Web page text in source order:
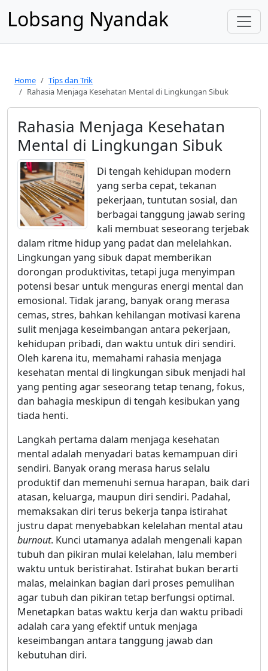
Lobsang Nyandak
Home
Tips dan Trik
Rahasia Menjaga Kesehatan Mental di Lingkungan Sibuk
Rahasia Menjaga Kesehatan
Mental di Lingkungan Sibuk
Di tengah kehidupan modern
yang serba cepat, tekanan
pekerjaan, tuntutan sosial, dan
berbagai tanggung jawab sering
kali membuat seseorang terjebak
dalam ritme hidup yang padat dan melelahkan.
Lingkungan yang sibuk dapat memberikan
dorongan produktivitas, tetapi juga menyimpan
potensi besar untuk menguras energi mental dan
emosional. Tidak jarang, banyak orang merasa
cemas, stres, bahkan kehilangan motivasi karena
sulit menjaga keseimbangan antara pekerjaan,
kehidupan pribadi, dan waktu untuk diri sendiri.
Oleh karena itu, memahami rahasia menjaga
kesehatan mental di lingkungan sibuk menjadi hal
yang penting agar seseorang tetap tenang, fokus,
dan bahagia meskipun di tengah kesibukan yang
tiada henti.
Langkah pertama dalam menjaga kesehatan
mental adalah menyadari batas kemampuan diri
sendiri. Banyak orang merasa harus selalu
produktif dan memenuhi semua harapan, baik dari
atasan, keluarga, maupun diri sendiri. Padahal,
memaksakan diri terus bekerja tanpa istirahat
justru dapat menyebabkan kelelahan mental atau
burnout. Kunci utamanya adalah mengenali kapan
tubuh dan pikiran mulai kelelahan, lalu memberi
waktu untuk beristirahat. Istirahat bukan berarti
malas, melainkan bagian dari proses pemulihan
agar tubuh dan pikiran tetap berfungsi optimal.
Menetapkan batas waktu kerja dan waktu pribadi
adalah cara yang efektif untuk menjaga
keseimbangan antara tanggung jawab dan
kebutuhan diri.